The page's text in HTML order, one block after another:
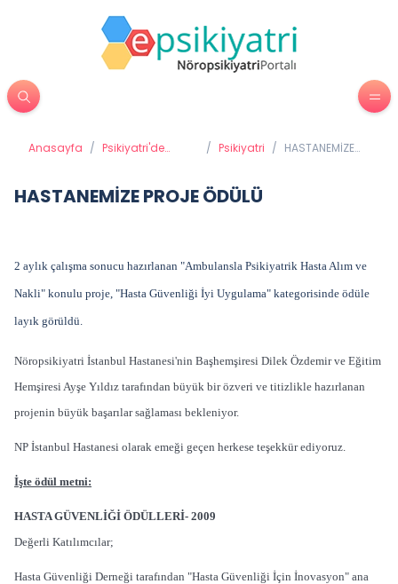
Anasayfa / Psikiyatri'de
/ Psikiyatri / HASTANEMİZE
HASTANEMİZE PROJE ÖDÜLÜ
2 aylık çalışma sonucu hazırlanan "Ambulansla Psikiyatrik Hasta Alım ve
Nakli" konulu proje, "Hasta Güvenliği İyi Uygulama" kategorisinde ödüle
layık görüldü.
Nöropsikiyatri İstanbul Hastanesi'nin Başhemşiresi Dilek Özdemir ve Eğitim
Hemşiresi Ayşe Yıldız tarafından büyük bir özveri ve titizlikle hazırlanan
projenin büyük başarılar sağlaması bekleniyor.
NP İstanbul Hastanesi olarak emeği geçen herkese teşekkür ediyoruz.
İşte ödül metni:
HASTA GÜVENLİĞİ ÖDÜLLERİ- 2009
Değerli Katılımcılar;
Hasta Güvenliği Derneği tarafından "Hasta Güvenliği İçin İnovasyon" ana